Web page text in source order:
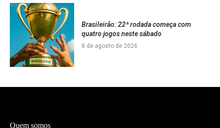
Brasileirão: 22ª rodada começa com
quatro jogos neste sábado
8 de agosto de 2026
Quem somos